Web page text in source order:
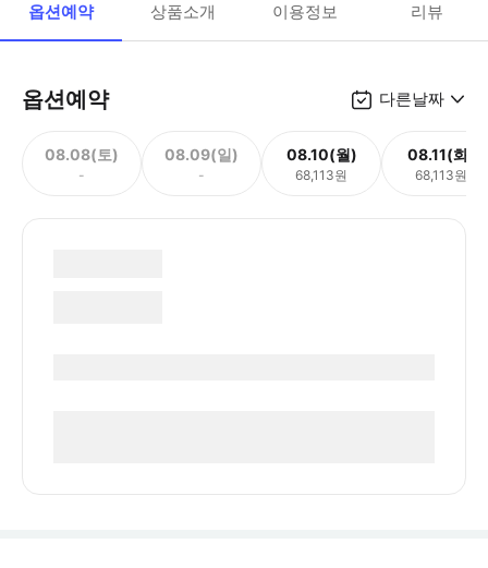
옵션예약 상품소개 이용정보 리뷰
옵션예약 다른날짜
08.08(토)
-
08.09(일)
-
08.10(월)
68,113원
08.11(화)
68,113원